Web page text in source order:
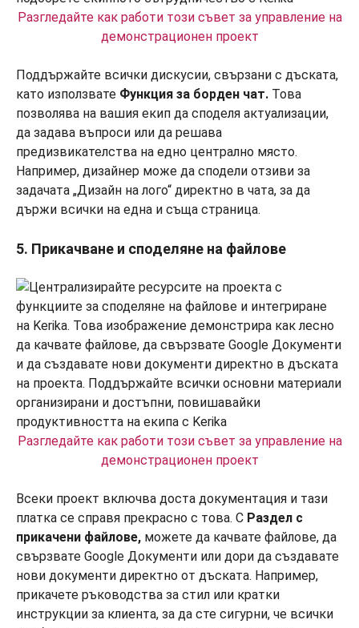
Разгледайте как работи този съвет за управление на
демонстрационен проект
Поддържайте всички дискусии, свързани с дъската,
като използвате Функция за борден чат. Това
позволява на вашия екип да споделя актуализации,
да задава въпроси или да решава
предизвикателства на едно централно място.
Например, дизайнер може да сподели отзиви за
задачата „Дизайн на лого“ директно в чата, за да
държи всички на една и съща страница.
5. Прикачване и споделяне на файлове
Разгледайте как работи този съвет за управление на
демонстрационен проект
Всеки проект включва доста документация и тази
платка се справя прекрасно с това. С Раздел с
прикачени файлове, можете да качвате файлове, да
свързвате Google Документи или дори да създавате
нови документи директно от дъската. Например,
прикачете ръководства за стил или кратки
инструкции за клиента, за да сте сигурни, че всички